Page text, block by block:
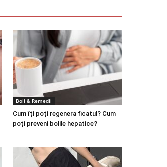
Boli & Remedii
Cum îți poți regenera ficatul? Cum
poți preveni bolile hepatice?